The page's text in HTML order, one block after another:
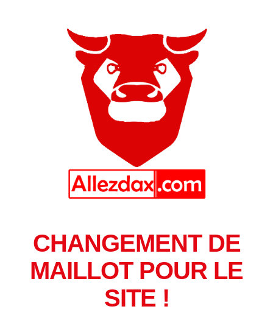
CHANGEMENT DE
MAILLOT POUR LE
SITE !